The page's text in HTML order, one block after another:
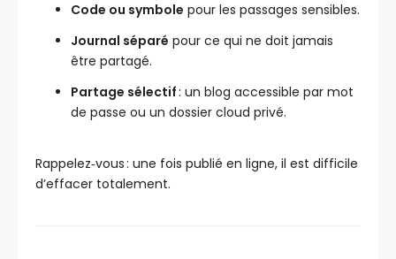
Code ou symbole pour les passages sensibles.
Journal séparé pour ce qui ne doit jamais
être partagé.
Partage sélectif: un blog accessible par mot
de passe ou un dossier cloud privé.
Rappelez‑vous : une fois publié en ligne, il est difficile
d’effacer totalement.